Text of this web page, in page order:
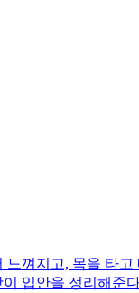
느껴지고, 목을 타고
입안을 정리해준